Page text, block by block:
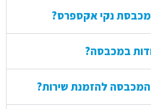
נקי אקספרס?
במכבסה?
המכבסה להזמנת שירות?